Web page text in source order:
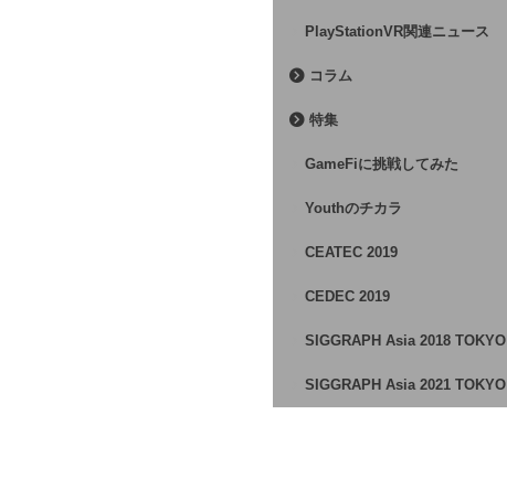
PlayStationVR関連ニュース
コラム
特集
GameFiに挑戦してみた
Youthのチカラ
CEATEC 2019
CEDEC 2019
SIGGRAPH Asia 2018 TOKYO
SIGGRAPH Asia 2021 TOKYO